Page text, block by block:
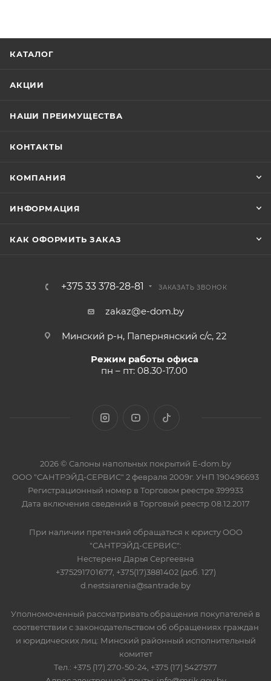
КАТАЛОГ
АКЦИИ
НАШИ ПРЕИМУЩЕСТВА
КОНТАКТЫ
КОМПАНИЯ
ИНФОРМАЦИЯ
КАК ОФОРМИТЬ ЗАКАЗ
+375 33 378-28-81 ЗАКАЗАТЬ ЗВОНОК
zakaz@e-dom.by
Минский р-н, Папернянский с/с, 22
Режим работы офиса
пн – пт: 08.30-17.00
2026 © Салоны напольных покрытий E-dom.by
ООО "САНТРЭЙД-СЕРВИС" 2 февраля 2009г. УНП 190496693
Регистрационный номер в Торговом реестре 399933
Дата включения сведений в Торговый реестр 08.12.2017
При наличии претензий обращаться к юристу ООО
"САНТРЭЙД-СЕРВИС":
Нестереня Дарья Сергеевна
+375291701677, +375(17)3881402 (доб. 127)
d.nestsiarenia@santrade.by
Уполномоченный рассматривать обращения покупателей в
соответствии с законодательством об обращениях граждан
и юридических лиц: Минский районный исполнительный
комитет
Тел.: +375 (17) 270-50-24, +375 (17) 5427577